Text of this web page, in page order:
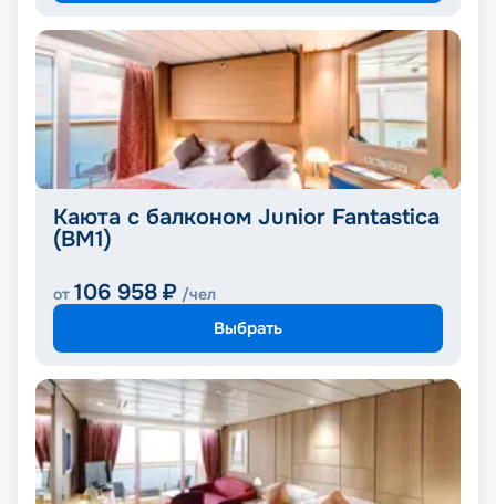
Каюта с балконом Junior Fantastica
(BM1)
от 106 958 ₽ /чел
Выбрать